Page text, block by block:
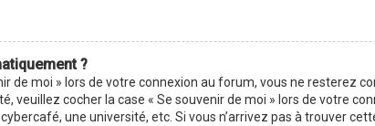
?
de moi » lors de votre connexion au forum, vous ne resterez
veuillez cocher la case « Se souvenir de moi » lors de votre
une université, etc. Si vous n’arrivez pas à trouver